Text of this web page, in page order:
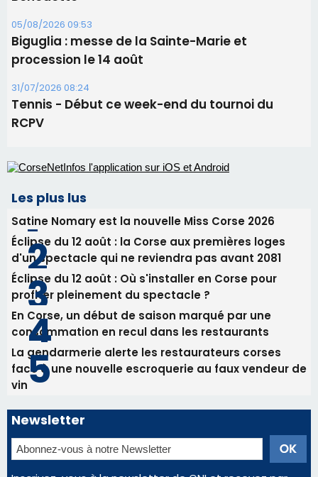
Les plus lus
Satine Nomary est la nouvelle Miss Corse 2026
d'un spectacle qui ne reviendra pas avant 2081
Éclipse du 12 août : Où s'installer en Corse pour
profiter pleinement du spectacle ?
consommation en recul dans les restaurants
face à une nouvelle escroquerie au faux vendeur de
vin
Newsletter
Inscrivez-vous à la newsletter de CNI et recevez par
email les infos les plus importantes et une sélection de
nos meilleurs articles
Régie publicitaire